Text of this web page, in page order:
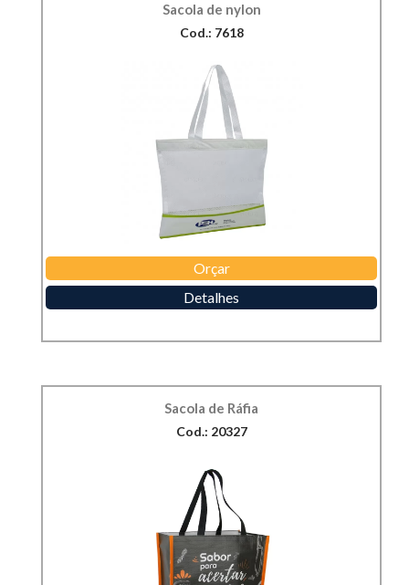
Sacola de nylon
Cod.: 7618
Orçar
Detalhes
Sacola de Ráfia
Cod.: 20327